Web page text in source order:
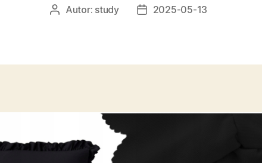
AutorAutor: study
Data2025-05-13